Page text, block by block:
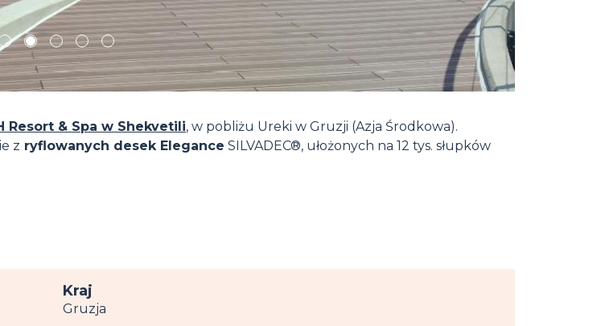
1 2 3 4 5
Resort & Spa w Shekvetili, w pobliżu Ureki w Gruzji (Azja Środkowa).
z ryflowanych desek Elegance SILVADEC®, ułożonych na 12 tys. słupków
Kraj
Gruzja